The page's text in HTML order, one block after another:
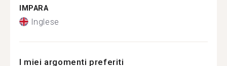
IMPARA
Inglese
I miei argomenti preferiti